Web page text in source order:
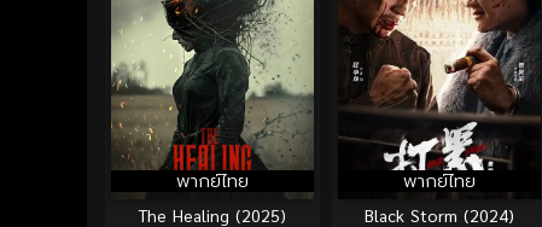
พากย์ไทย
The Healing (2025)
พากย์ไทย
Black Storm (2024)